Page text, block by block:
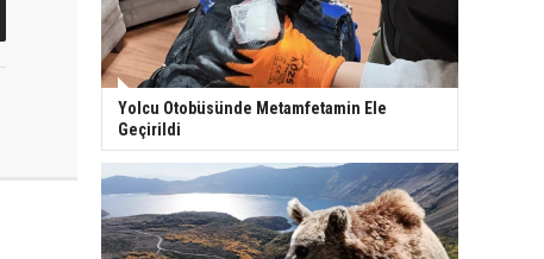
Yolcu Otobüsünde Metamfetamin Ele
Geçirildi